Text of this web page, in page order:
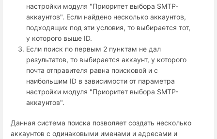
настройки модуля "Приоритет выбора SMTP-
аккаунтов". Если найдено несколько аккаунтов,
подходящих под эти условия, то выбирается тот,
у которого выше ID.
Если поиск по первым 2 пунктам не дал
результатов, то выбирается аккаунт, у которого
почта отправителя равна поисковой и с
наибольшим ID в зависимости от параметра
настройки модуля "Приоритет выбора SMTP-
аккаунтов".
Данная система поиска позволяет создать несколько
аккаунтов с одинаковыми именами и адресами и